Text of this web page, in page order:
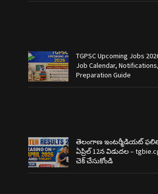
TGPSC Upcoming Jobs
Job Calendar,
Preparation Guide
తెలంగాణ ఇంటర్మీడియట్
ఏప్రిల్ 12న విడుదల –
చెక్ చేసుకోండి